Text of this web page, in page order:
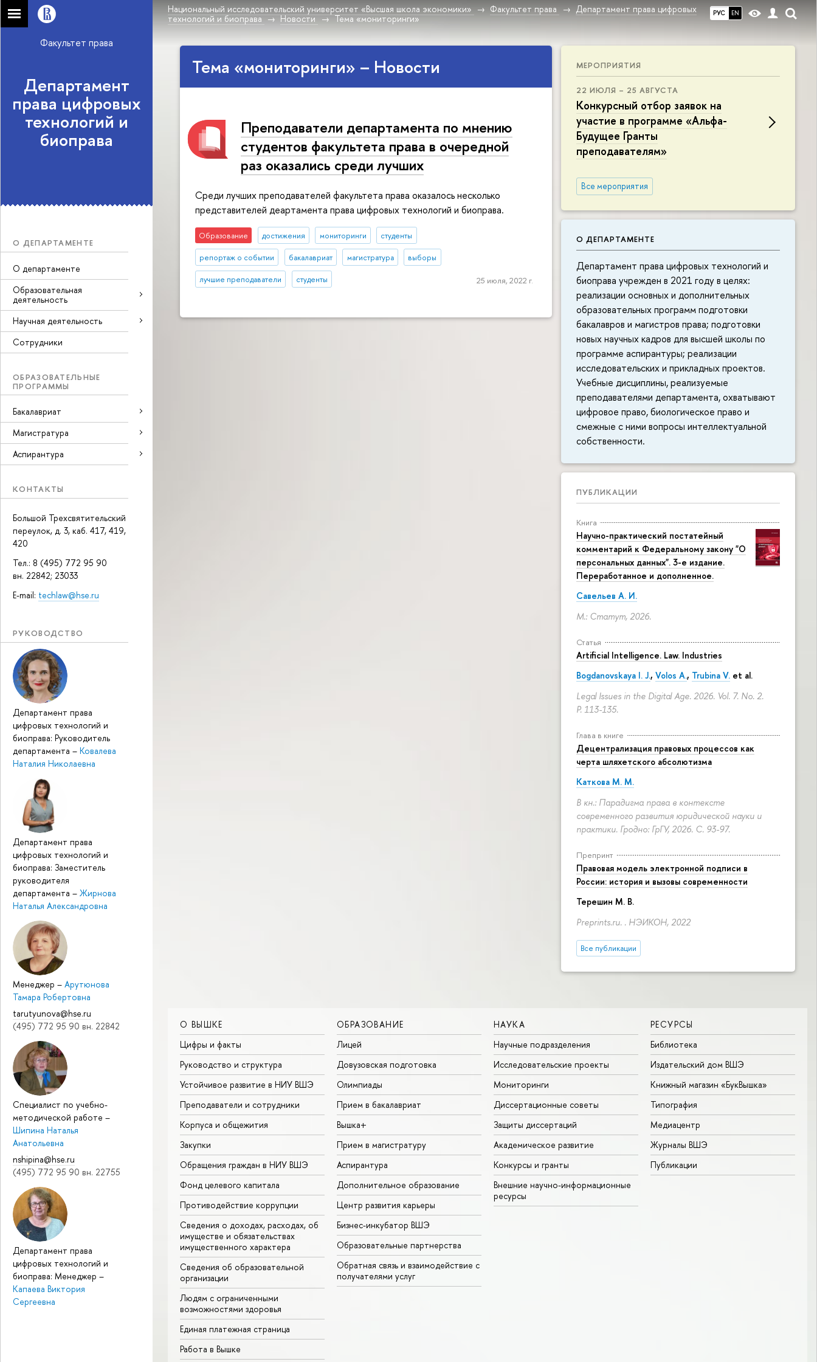
РУС EN
Национальный исследовательский университет «Высшая школа экономики» Факультет права
Департамент права цифровых
технологий и биоправа
Новости Тема «мониторинги»
Факультет права
Департамент
права цифровых
технологий и
биоправа
О ДЕПАРТАМЕНТЕ
О департаменте
Образовательная
деятельность
Научная деятельность
Сотрудники
ОБРАЗОВАТЕЛЬНЫЕ
ПРОГРАММЫ
Бакалавриат
Магистратура
Аспирантура
КОНТАКТЫ
Большой Трехсвятительский
переулок, д. 3, каб. 417, 419,
420
Тел.: 8 (495) 772 95 90
вн. 22842; 23033
E-mail: techlaw@hse.ru
РУКОВОДСТВО
Департамент права
цифровых технологий и
биоправа: Руководитель
департамента – Ковалева
Наталия Николаевна
Департамент права
цифровых технологий и
биоправа: Заместитель
руководителя
департамента – Жирнова
Наталья Александровна
Менеджер – Арутюнова
Тамара Робертовна
tarutyunova@hse.ru
(495) 772 95 90 вн. 22842
Специалист по учебно-
методической работе –
Шипина Наталья
Анатольевна
nshipina@hse.ru
(495) 772 95 90 вн. 22755
Департамент права
цифровых технологий и
биоправа: Менеджер –
Капаева Виктория
Сергеевна
МЕРОПРИЯТИЯ
22 ИЮЛЯ – 25 АВГУСТА
Конкурсный отбор заявок на
участие в программе «Альфа-
Будущее Гранты
преподавателям»
Все мероприятия
О ДЕПАРТАМЕНТЕ
Департамент права цифровых технологий и
биоправа учрежден в 2021 году в целях:
реализации основных и дополнительных
образовательных программ подготовки
бакалавров и магистров права; подготовки
новых научных кадров для высшей школы по
программе аспирантуры; реализации
исследовательских и прикладных проектов.
Учебные дисциплины, реализуемые
преподавателями департамента, охватывают
цифровое право, биологическое право и
смежные с ними вопросы интеллектуальной
собственности.
ПУБЛИКАЦИИ
Книга
Научно-практический постатейный
комментарий к Федеральному закону "О
персональных данных". 3-е издание.
Переработанное и дополненное.
Савельев А. И.
М.: Статут, 2026.
Статья
Artificial Intelligence. Law. Industries
Bogdanovskaya I. J., Volos A., Trubina V. et al.
Legal Issues in the Digital Age. 2026. Vol. 7. No. 2.
P. 113-135.
Глава в книге
Децентрализация правовых процессов как
черта шляхетского абсолютизма
Каткова М. М.
В кн.: Парадигма права в контексте
современного развития юридической науки и
практики. Гродно: ГрГУ, 2026. С. 93-97.
Препринт
Правовая модель электронной подписи в
России: история и вызовы современности
Терешин М. В.
Preprints.ru. . НЭИКОН, 2022
Все публикации
Тема «мониторинги» – Новости
Преподаватели департамента по мнению
студентов факультета права в очередной
раз оказались среди лучших
Среди лучших преподавателей факультета права оказалось несколько
представителей деартамента права цифровых технологий и биоправа.
Образование достижения мониторинги студенты
репортаж о событии бакалавриат магистратура выборы
лучшие преподаватели студенты 25 июля, 2022 г.
О ВЫШКЕ
Цифры и факты
Руководство и структура
Устойчивое развитие в НИУ ВШЭ
Преподаватели и сотрудники
Корпуса и общежития
Закупки
Обращения граждан в НИУ ВШЭ
Фонд целевого капитала
Противодействие коррупции
Сведения о доходах, расходах, об
имуществе и обязательствах
имущественного характера
Сведения об образовательной
организации
Людям с ограниченными
возможностями здоровья
Единая платежная страница
Работа в Вышке
ОБРАЗОВАНИЕ
Лицей
Довузовская подготовка
Олимпиады
Прием в бакалавриат
Вышка+
Прием в магистратуру
Аспирантура
Дополнительное образование
Центр развития карьеры
Бизнес-инкубатор ВШЭ
Образовательные партнерства
Обратная связь и взаимодействие с
получателями услуг
НАУКА
Научные подразделения
Исследовательские проекты
Мониторинги
Диссертационные советы
Защиты диссертаций
Академическое развитие
Конкурсы и гранты
Внешние научно-информационные
ресурсы
РЕСУРСЫ
Библиотека
Издательский дом ВШЭ
Книжный магазин «БукВышка»
Типография
Медиацентр
Журналы ВШЭ
Публикации